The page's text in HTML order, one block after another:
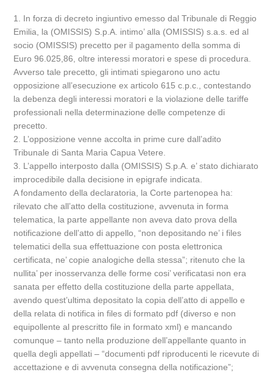
1. In forza di decreto ingiuntivo emesso dal Tribunale di Reggio
Emilia, la (OMISSIS) S.p.A. intimo’ alla (OMISSIS) s.a.s. ed al
socio (OMISSIS) precetto per il pagamento della somma di
Euro 96.025,86, oltre interessi moratori e spese di procedura.
Avverso tale precetto, gli intimati spiegarono uno actu
opposizione all’esecuzione ex articolo 615 c.p.c., contestando
la debenza degli interessi moratori e la violazione delle tariffe
professionali nella determinazione delle competenze di
precetto.
2. L’opposizione venne accolta in prime cure dall’adito
Tribunale di Santa Maria Capua Vetere.
3. L’appello interposto dalla (OMISSIS) S.p.A. e’ stato dichiarato
improcedibile dalla decisione in epigrafe indicata.
A fondamento della declaratoria, la Corte partenopea ha:
rilevato che all’atto della costituzione, avvenuta in forma
telematica, la parte appellante non aveva dato prova della
notificazione dell’atto di appello, “non depositando ne’ i files
telematici della sua effettuazione con posta elettronica
certificata, ne’ copie analogiche della stessa”; ritenuto che la
nullita’ per inosservanza delle forme cosi’ verificatasi non era
sanata per effetto della costituzione della parte appellata,
avendo quest’ultima depositato la copia dell’atto di appello e
della relata di notifica in files di formato pdf (diverso e non
equipollente al prescritto file in formato xml) e mancando
comunque – tanto nella produzione dell’appellante quanto in
quella degli appellati – “documenti pdf riproducenti le ricevute di
accettazione e di avvenuta consegna della notificazione”;